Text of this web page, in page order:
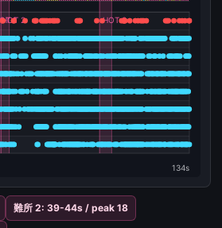
難所 2: 39-44s / peak 18